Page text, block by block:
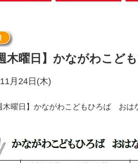
木曜日】かながわこ
月24日(木)